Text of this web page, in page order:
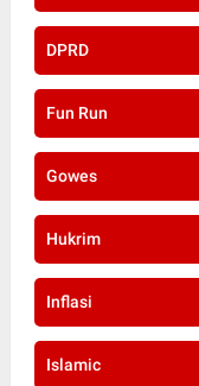
DPRD
Fun Run
Gowes
Hukrim
Inflasi
Islamic